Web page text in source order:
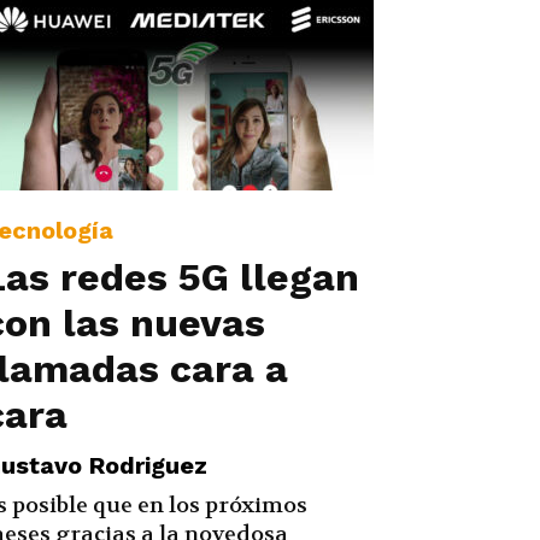
redes 5G llegan
las nuevas
cara a
Rodriguez
posible que en los próximos